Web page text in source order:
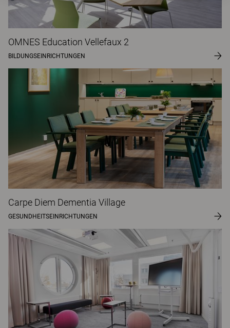
OMNES Education Vellefaux 2
BILDUNGSEINRICHTUNGEN
Carpe Diem Dementia Village
GESUNDHEITSEINRICHTUNGEN